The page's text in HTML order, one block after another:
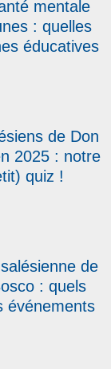
mentale
: quelles
éducatives
Sociale
de Don
2025 : notre
quiz !
de
: quels
événements